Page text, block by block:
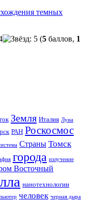
темных
(5 баллов, 1
Земля Италия Луна
РАН Роскосмос
Страны Томск
города излучение
Восточный
нанотехнологии
человек черная дыра